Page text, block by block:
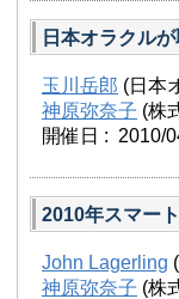
日本オラクル
玉川岳郎 (日本
神原弥奈子 (株
開催日 : 2010/
2010年スマー
John Lagerling
神原弥奈子 (株